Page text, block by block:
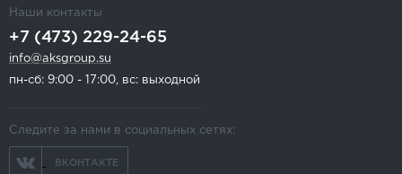
Наши контакты
+7 (473) 229-24-65
info@aksgroup.su
пн-сб: 9:00 - 17:00, вс: выходной
Следите за нами в социальных сетях:
ВКОНТАКТЕ